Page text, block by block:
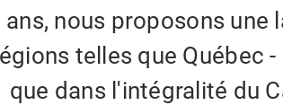
nous proposons une
telles que Québec
que dans l'intégralité du